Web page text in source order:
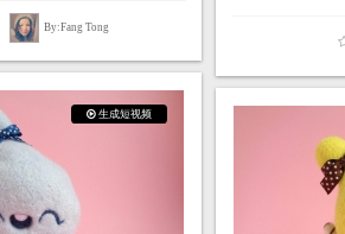
By:Fang Tong
生成短视频